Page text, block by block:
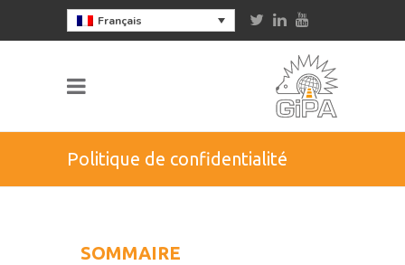
Français
Politique de confidentialité
SOMMAIRE